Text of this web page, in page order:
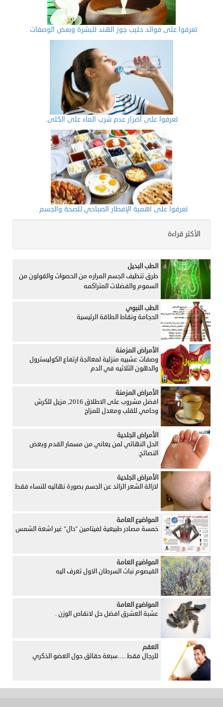
تعرفوا على فوائد حليب جوز الهند للبشرة وبعض الوصفات .
تعرفوا على أضرار عدم شرب الماء على الكلى.
تعرفوا على اهمية الإفطار الصباحي للصحة والجسم .
الأكثر قراءة
الطب البديل
طرق تنظيف الجسم المراره من الحصوات والقولون من
السموم والفضلات المتراكمه
الطب النبوي
الحجامة ونقاط الطاقة الرئيسية
الأمراض المزمنة
وصفات عشبيه منزلية لمعالجة ارتفاع الكوليسترول
والدهون الثلاثيه في الدم
الأمراض المزمنة
افضل مشروب على الاطلاق 2016, مزيل للكرش
وحامي للقلب ومعدل للمزاج
الأمراض الجلدية
الحل النهائي لمن يعاني من مسمار القدم وبعض
النصائح.
الأمراض الجلدية
لازالة الشعر الزائد عن الجسم بصورة نهائيه للنساء فقط
المواضيع العامة
خمسة مصادر طبيعية لفيتامين "دال" غير اشعة الشمس
المواضيع العامة
القيصوم نبات السرطان الاول تعرف اليه
المواضيع العامة
عشبة العشرق افضل حل لانقاص الوزن .
العقم
للرجال فقط .....سبعة حقائق حول العضو الذكري